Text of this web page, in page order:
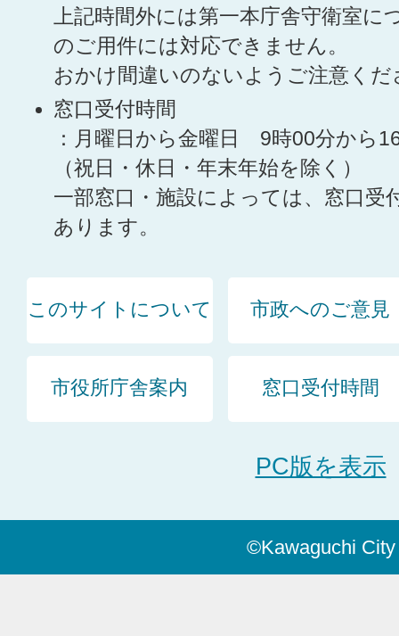
上記時間外には第一本庁舎守衛室に
のご用件には対応できません。
おかけ間違いのないようご注意くだ
窓口受付時間
：月曜日から金曜日 9時00分から
（祝日・休日・年末年始を除く）
一部窓口・施設によっては、窓口受
あります。
このサイトについて 市政へのご意見
市役所庁舎案内 窓口受付時間
PC版を表示
©Kawaguchi City